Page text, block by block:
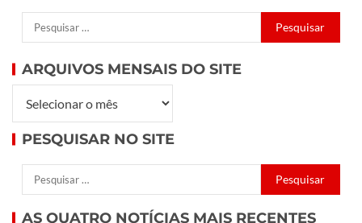
ARQUIVOS MENSAIS DO SITE
PESQUISAR NO SITE
AS QUATRO NOTÍCIAS MAIS RECENTES